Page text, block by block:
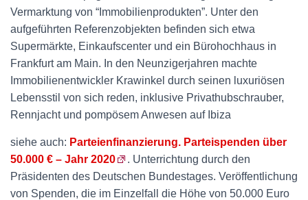
Vermarktung von “Immobilienprodukten”. Unter den
aufgeführten Referenzobjekten befinden sich etwa
Supermärkte, Einkaufscenter und ein Bürohochhaus in
Frankfurt am Main. In den Neunzigerjahren machte
Immobilienentwickler Krawinkel durch seinen luxuriösen
Lebensstil von sich reden, inklusive Privathubschrauber,
Rennjacht und pompösem Anwesen auf Ibiza
siehe auch: Parteienfinanzierung. Parteispenden über
50.000 € – Jahr 2020
. Unterrichtung durch den
Präsidenten des Deutschen Bundestages. Veröffentlichung
von Spenden, die im Einzelfall die Höhe von 50.000 Euro